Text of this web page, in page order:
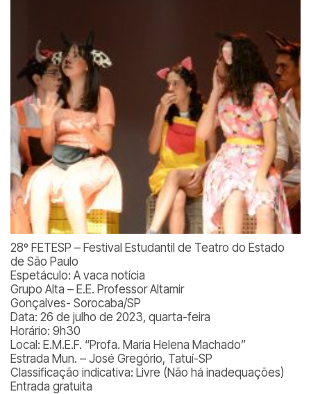
28º FETESP – Festival Estudantil de Teatro do Estado
de São Paulo
Espetáculo: A vaca notícia
Grupo Alta – E.E. Professor Altamir
Gonçalves- Sorocaba/SP
Data: 26 de julho de 2023, quarta-feira
Horário: 9h30
Local: E.M.E.F. “Profa. Maria Helena Machado”
Estrada Mun. – José Gregório, Tatuí-SP
Classificação indicativa: Livre (Não há inadequações)
Entrada gratuita